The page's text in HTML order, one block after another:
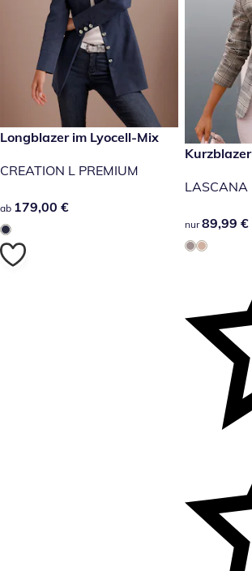
179,00 €
Longblazer im Lyocell-Mix
CREATION L PREMIUM
179,00 €
ab 179,00 €
89,99 €
Kurzblazer
LASCANA
89,99 €
nur 89,99 €